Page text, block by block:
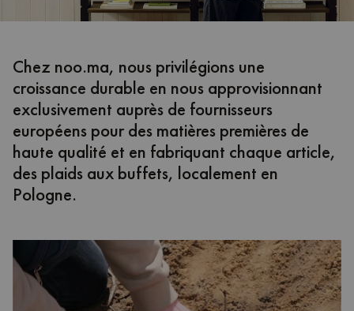
Chez noo.ma, nous privilégions une
croissance durable en nous approvisionnant
exclusivement auprès de fournisseurs
européens pour des matières premières de
haute qualité et en fabriquant chaque article,
des plaids aux buffets, localement en
Pologne.